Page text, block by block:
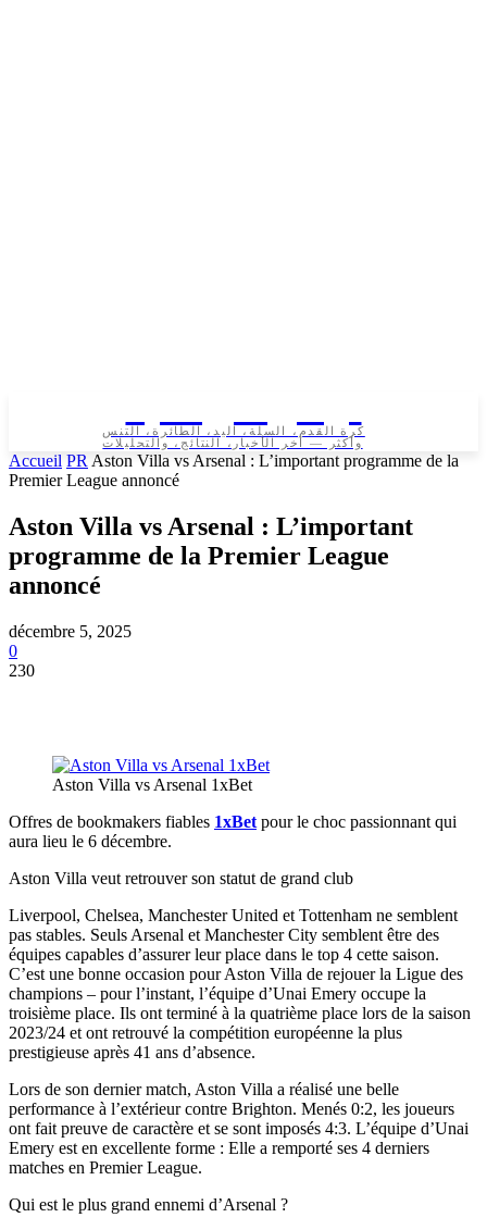
كرة القدم، السلة، اليد، الطائرة، التنس
وأكثر — آخر الأخبار، النتائج، والتحليلات
Accueil PR Aston Villa vs Arsenal : L’important programme de la
Premier League annoncé
Aston Villa vs Arsenal : L’important
programme de la Premier League
annoncé
décembre 5, 2025
0
230
Aston Villa vs Arsenal 1xBet
Offres de bookmakers fiables 1xBet pour le choc passionnant qui
aura lieu le 6 décembre.
Aston Villa veut retrouver son statut de grand club
Liverpool, Chelsea, Manchester United et Tottenham ne semblent
pas stables. Seuls Arsenal et Manchester City semblent être des
équipes capables d’assurer leur place dans le top 4 cette saison.
C’est une bonne occasion pour Aston Villa de rejouer la Ligue des
champions – pour l’instant, l’équipe d’Unai Emery occupe la
troisième place. Ils ont terminé à la quatrième place lors de la saison
2023/24 et ont retrouvé la compétition européenne la plus
prestigieuse après 41 ans d’absence.
Lors de son dernier match, Aston Villa a réalisé une belle
performance à l’extérieur contre Brighton. Menés 0:2, les joueurs
ont fait preuve de caractère et se sont imposés 4:3. L’équipe d’Unai
Emery est en excellente forme : Elle a remporté ses 4 derniers
matches en Premier League.
Qui est le plus grand ennemi d’Arsenal ?